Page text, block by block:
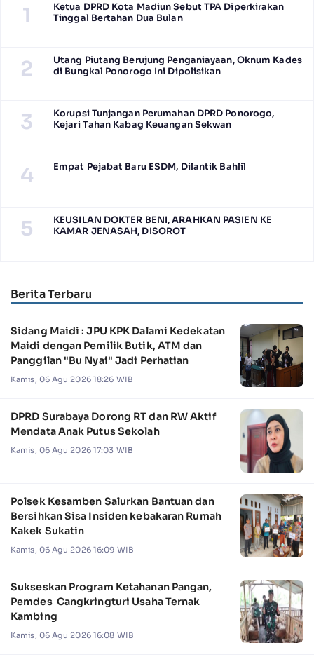
1
Ketua DPRD Kota Madiun Sebut TPA Diperkirakan
Tinggal Bertahan Dua Bulan
2
Utang Piutang Berujung Penganiayaan, Oknum Kades
di Bungkal Ponorogo Ini Dipolisikan
3
Korupsi Tunjangan Perumahan DPRD Ponorogo,
Kejari Tahan Kabag Keuangan Sekwan
4 Empat Pejabat Baru ESDM, Dilantik Bahlil
5
KEUSILAN DOKTER BENI, ARAHKAN PASIEN KE
KAMAR JENASAH, DISOROT
Berita Terbaru
Sidang Maidi : JPU KPK Dalami Kedekatan
Maidi dengan Pemilik Butik, ATM dan
Panggilan "Bu Nyai" Jadi Perhatian
Kamis, 06 Agu 2026 18:26 WIB
DPRD Surabaya Dorong RT dan RW Aktif
Mendata Anak Putus Sekolah
Kamis, 06 Agu 2026 17:03 WIB
Polsek Kesamben Salurkan Bantuan dan
Bersihkan Sisa Insiden kebakaran Rumah
Kakek Sukatin
Kamis, 06 Agu 2026 16:09 WIB
Sukseskan Program Ketahanan Pangan,
Pemdes Cangkringturi Usaha Ternak
Kambing
Kamis, 06 Agu 2026 16:08 WIB